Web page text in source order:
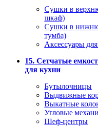
Сушки в
шкаф)
Сушки в
тумба)
Аксессуары
15. Сетчатые
для кухни
Бутылочницы
Выдвижные
Выкатные
Угловые
Шеф-центры